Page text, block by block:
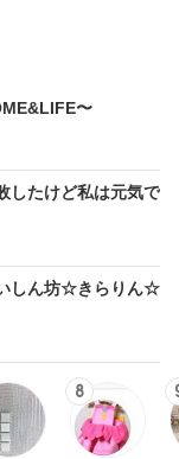
〜
したけど私は元気で
しん坊☆きらりん☆
8